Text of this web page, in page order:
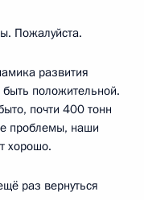
Пожалуйста.
развития
положительной.
почти 400 тонн
проблемы, наши
хорошо.
раз вернуться